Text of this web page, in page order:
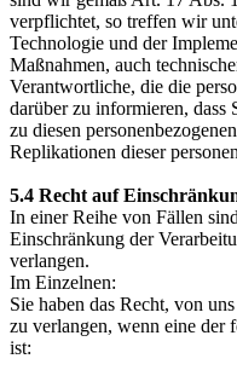
verpflichtet, so treffen wir
Technologie und der
Maßnahmen, auch
Verantwortliche, die die
darüber zu informieren,
zu diesen
Replikationen dieser
5.4 Recht auf
In einer Reihe von Fällen
Einschränkung der
verlangen.
Im Einzelnen:
Sie haben das Recht, von
zu verlangen, wenn eine der
ist: